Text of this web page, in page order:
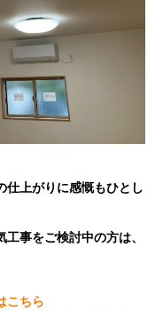
仕上がりに感慨もひとし
事をご検討中の方は、
こちら